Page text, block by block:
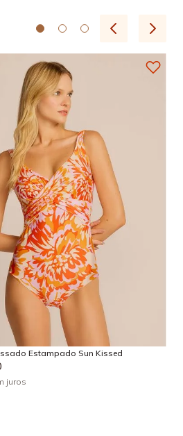
M G GG
Adicionar na sacola
Estampado Sun Kissed
juros